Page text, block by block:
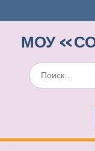
к
МОУ
Поиск
по: